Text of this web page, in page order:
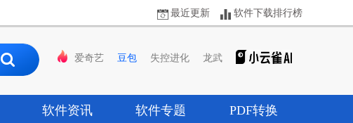
最近更新 软件下载排行榜
爱奇艺 豆包 失控进化 龙武
软件资讯 软件专题 PDF转换